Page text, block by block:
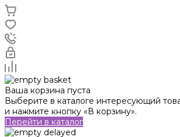
Ваша корзина пуста
Выберите в каталоге интересующий
и нажмите кнопку «В корзину».
Перейти в каталог